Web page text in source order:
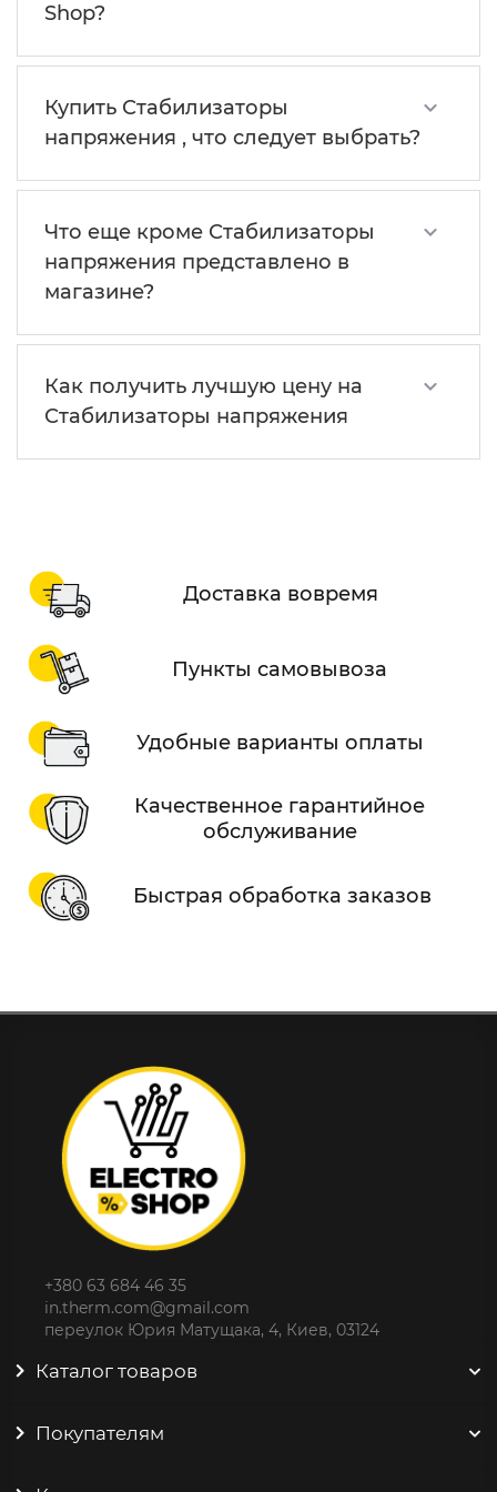
Shop?
Купить Стабилизаторы
напряжения , что следует выбрать?
Что еще кроме Стабилизаторы
напряжения представлено в
магазине?
Как получить лучшую цену на
Стабилизаторы напряжения
Доставка вовремя
Пункты самовывоза
Удобные варианты оплаты
Качественное гарантийное
обслуживание
Быстрая обработка заказов
+380 63 684 46 35
in.therm.com@gmail.com
переулок Юрия Матущака, 4, Киев, 03124
Каталог товаров
Покупателям